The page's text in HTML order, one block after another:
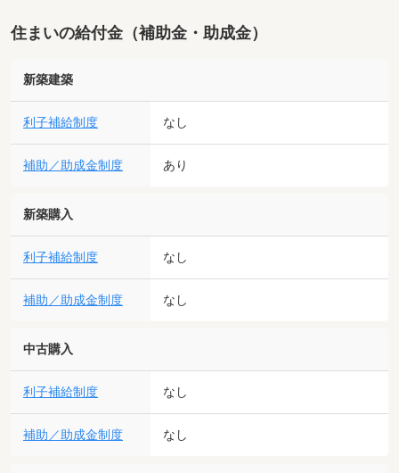
住まいの給付金（補助金・助成金）
新築建築
利子補給制度 なし
補助／助成金制度 あり
新築購入
利子補給制度 なし
補助／助成金制度 なし
中古購入
利子補給制度 なし
補助／助成金制度 なし